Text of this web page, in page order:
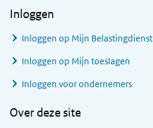
Inloggen
Inloggen op Mijn Belastingdienst
Inloggen op Mijn toeslagen
Inloggen voor ondernemers
Over deze site